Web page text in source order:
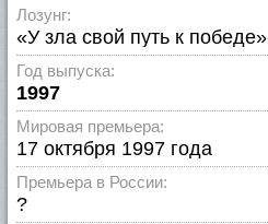
Лозунг:
«У зла свой путь к победе»
Год выпуска:
1997
Мировая премьера:
17 октября 1997 года
Премьера в России:
?